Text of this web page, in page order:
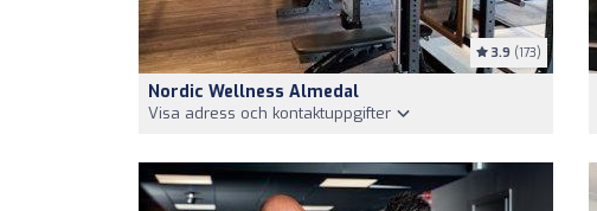
3.9 (173)
Nordic Wellness Almedal
Visa adress och kontaktuppgifter